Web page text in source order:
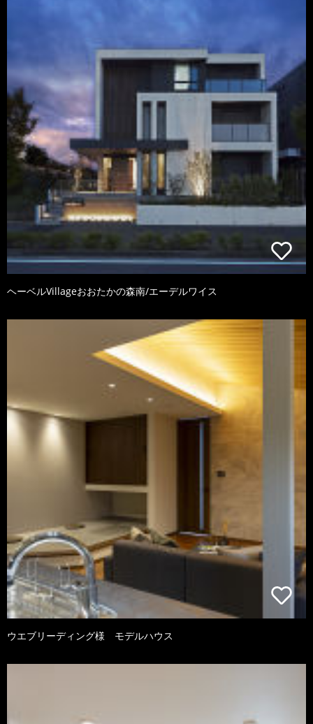
ヘーベルVillageおおたかの森南/エーデルワイス
ウエブリーディング様 モデルハウス